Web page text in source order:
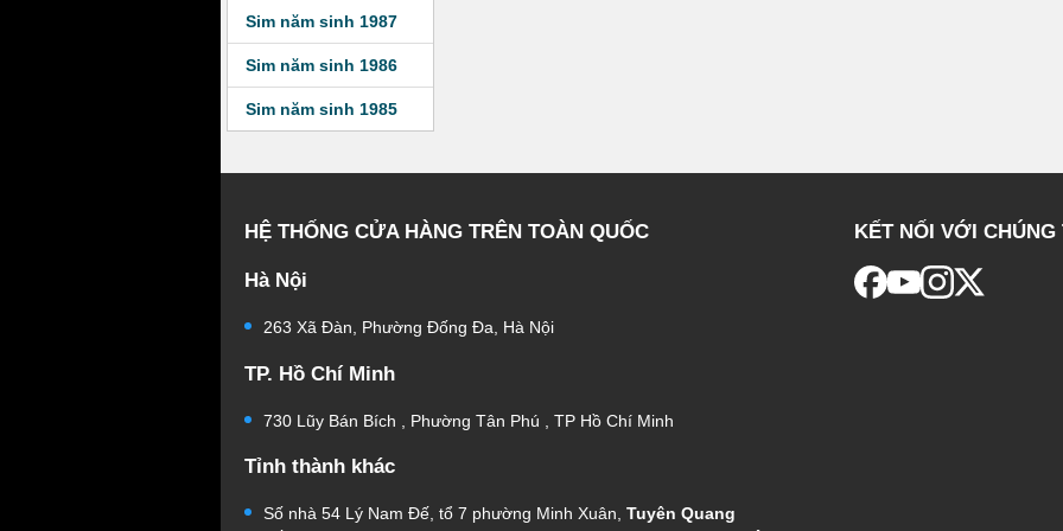
Sim năm sinh 1987
Sim năm sinh 1986
Sim năm sinh 1985
HỆ THỐNG CỬA HÀNG TRÊN TOÀN QUỐC
Hà Nội
263 Xã Đàn, Phường Đống Đa, Hà Nội
TP. Hồ Chí Minh
730 Lũy Bán Bích , Phường Tân Phú , TP Hồ Chí Minh
Tỉnh thành khác
Số nhà 54 Lý Nam Đế, tổ 7 phường Minh Xuân, Tuyên Quang
KẾT NỐI VỚI CHÚNG